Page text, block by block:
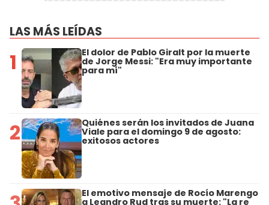
LAS MÁS LEÍDAS
1 El dolor de Pablo Giralt por la muerte
de Jorge Messi: "Era muy importante
para mí"
2 Quiénes serán los invitados de Juana
Viale para el domingo 9 de agosto:
exitosos actores
El emotivo mensaje de Rocío Marengo
a Leandro Rud tras su muerte: "La re